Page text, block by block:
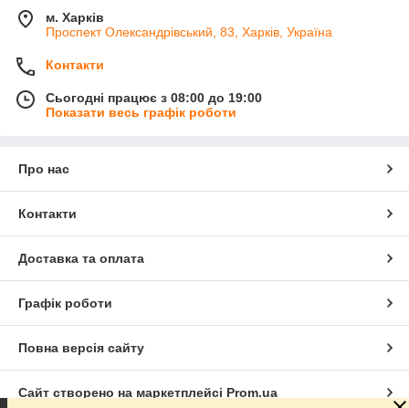
м. Харків
Проспект Олександрівський, 83, Харків, Україна
Контакти
Сьогодні працює з 08:00 до 19:00
Показати весь графік роботи
Про нас
Контакти
Доставка та оплата
Графік роботи
Повна версія сайту
Сайт створено на маркетплейсі Prom.ua